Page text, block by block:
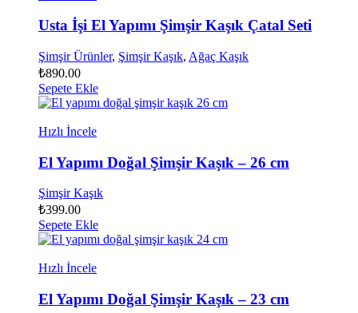
Usta İşi El Yapımı Şimşir Kaşık Çatal Seti
Şimşir Ürünler, Şimşir Kaşık, Ağaç Kaşık
₺890.00
Sepete Ekle
Hızlı İncele
El Yapımı Doğal Şimşir Kaşık – 26 cm
Şimşir Kaşık
₺399.00
Sepete Ekle
Hızlı İncele
El Yapımı Doğal Şimşir Kaşık – 23 cm